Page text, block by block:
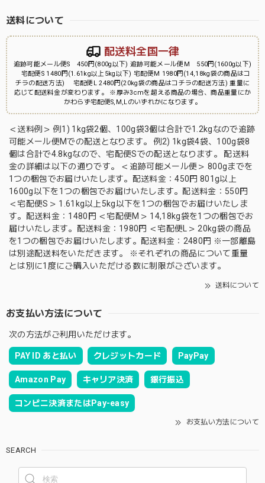
送料について
配送料全国一律
追跡可能メール便S 450円(800g以下) 追跡可能メール便M 550円(1600g以下)
宅配便S 1480円(1.61kg以上5kg以下) 宅配便M 1980円(14,18kg袋の商品はコ
チラの配送方法) 宅配便L 2480円(20kg袋の商品はコチラの配送方法) 重量に
応じて配送料金が変わります。 ※厚み3cmを超える商品の場合、商品重量にか
かわらず宅配便S,M,Lのいずれかになります。
＜送料例＞ 例1) 1kg袋2個、100g袋3個は合計で1.2kgなので追跡
可能メール便Mでの配送となります。 例2) 1kg袋4袋、100g袋8
個は合計で4.8kgなので、宅配便Sでの配送となります。 配送料
金の詳細は以下の通りです。 ＜追跡可能メール便＞ 800gまでを
1つの梱包でお届けいたします。配送料金：450円 801g以上
1600g以下を1つの梱包でお届けいたします。配送料金：550円
＜宅配便S＞ 1.61kg以上5kg以下を1つの梱包でお届けいたしま
す。配送料金：1480円 ＜宅配便M＞ 14,18kg袋を1つの梱包でお
届けいたします。配送料金：1980円 ＜宅配便L＞ 20kg袋の商品
を1つの梱包でお届けいたします。配送料金：2480円 ※一部離島
は別途配送料をいただきます。 ※それぞれの商品について重量
とは別に1度にご購入いただける数に制限がございます。
送料について
お支払い方法について
次の方法がご利用いただけます。
PAY ID あと払い クレジットカード PayPay
Amazon Pay キャリア決済 銀行振込
コンビニ決済またはPay-easy
お支払い方法について
SEARCH